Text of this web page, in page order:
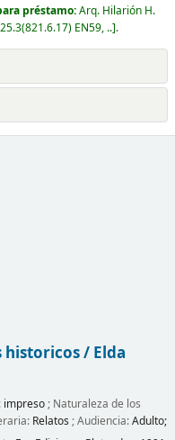
préstamo:Arq. Hilarión H.
EN59, .. .
historicos / Elda
impreso ; Naturaleza de los
Relatos ; Audiencia:Adulto;